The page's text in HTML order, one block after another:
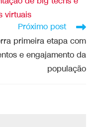
virtuais
Próximo post
primeira etapa com
e engajamento da
população